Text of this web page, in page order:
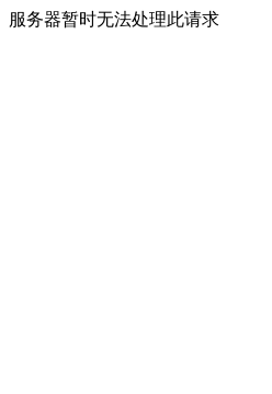
服务器暂时无法处理此请求